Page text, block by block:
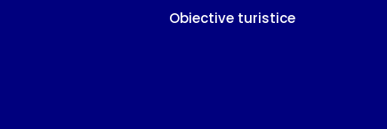
Obiective turistice